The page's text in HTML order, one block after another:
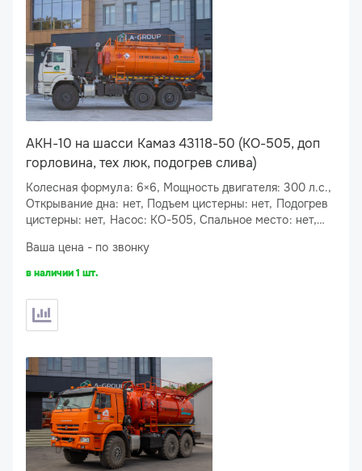
АКН-10 на шасси Камаз 43118-50 (КО-505, доп
горловина, тех люк, подогрев слива)
Колесная формула: 6×6, Мощность двигателя: 300 л.с.,
Открывание дна: нет, Подъем цистерны: нет, Подогрев
цистерны: нет, Насос: КО-505, Спальное место: нет,
Ваша цена - по звонку
в наличии 1 шт.